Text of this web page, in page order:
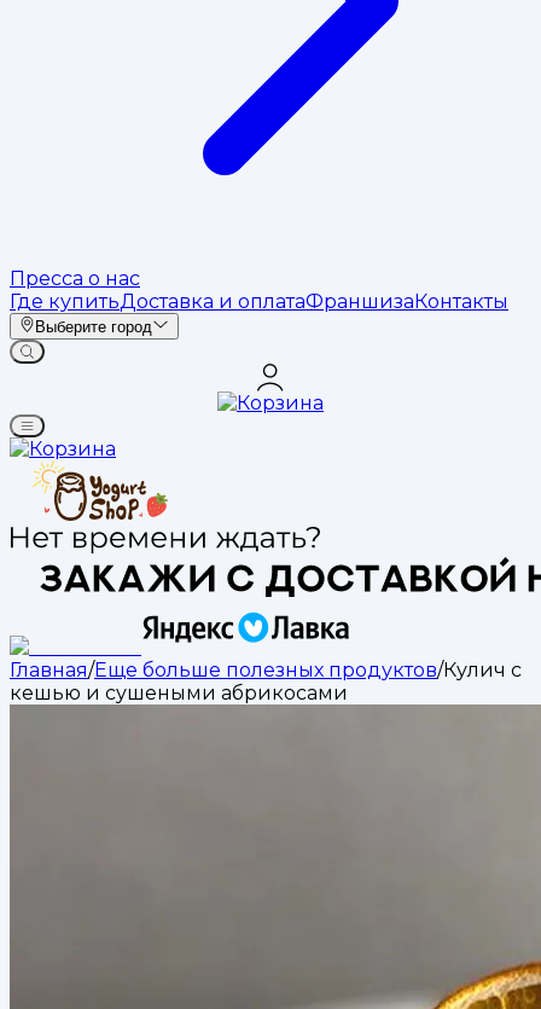
Пресса о нас
Где купитьДоставка и оплатаФраншизаКонтакты
Выберите город
Главная/Еще больше полезных продуктов/Кулич с
кешью и сушеными абрикосами